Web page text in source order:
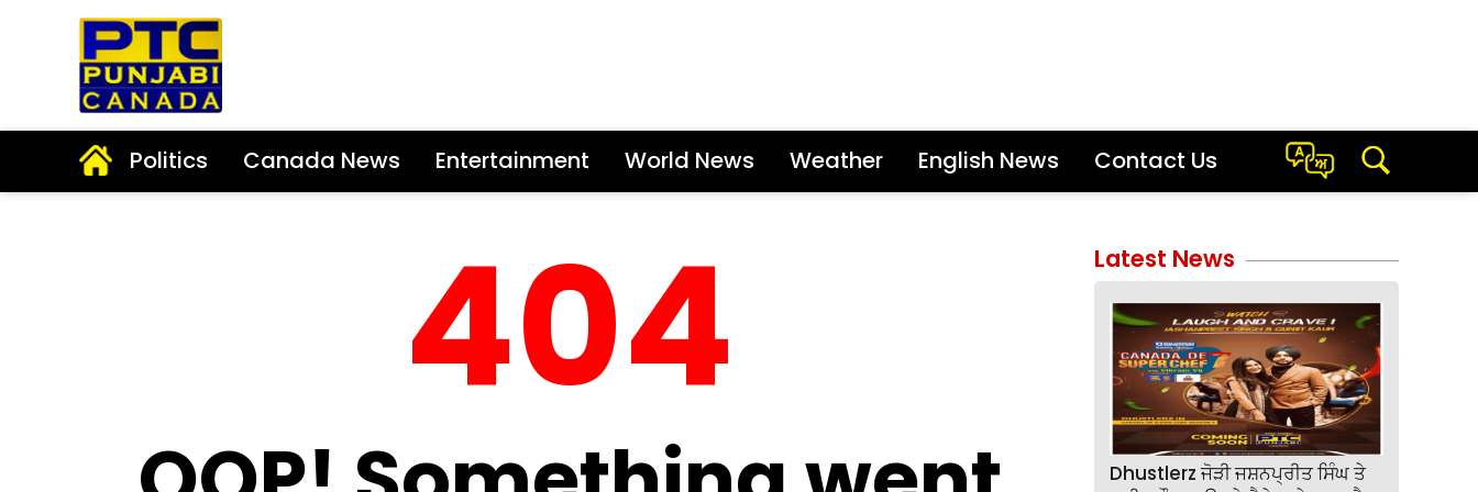
Politics Canada News Entertainment World News Weather English News Contact Us
404 Latest News
Dhustlerz ਜੋੜੀ ਜਸ਼ਨਪ੍ਰੀਤ ਸਿੰਘ ਤੇ